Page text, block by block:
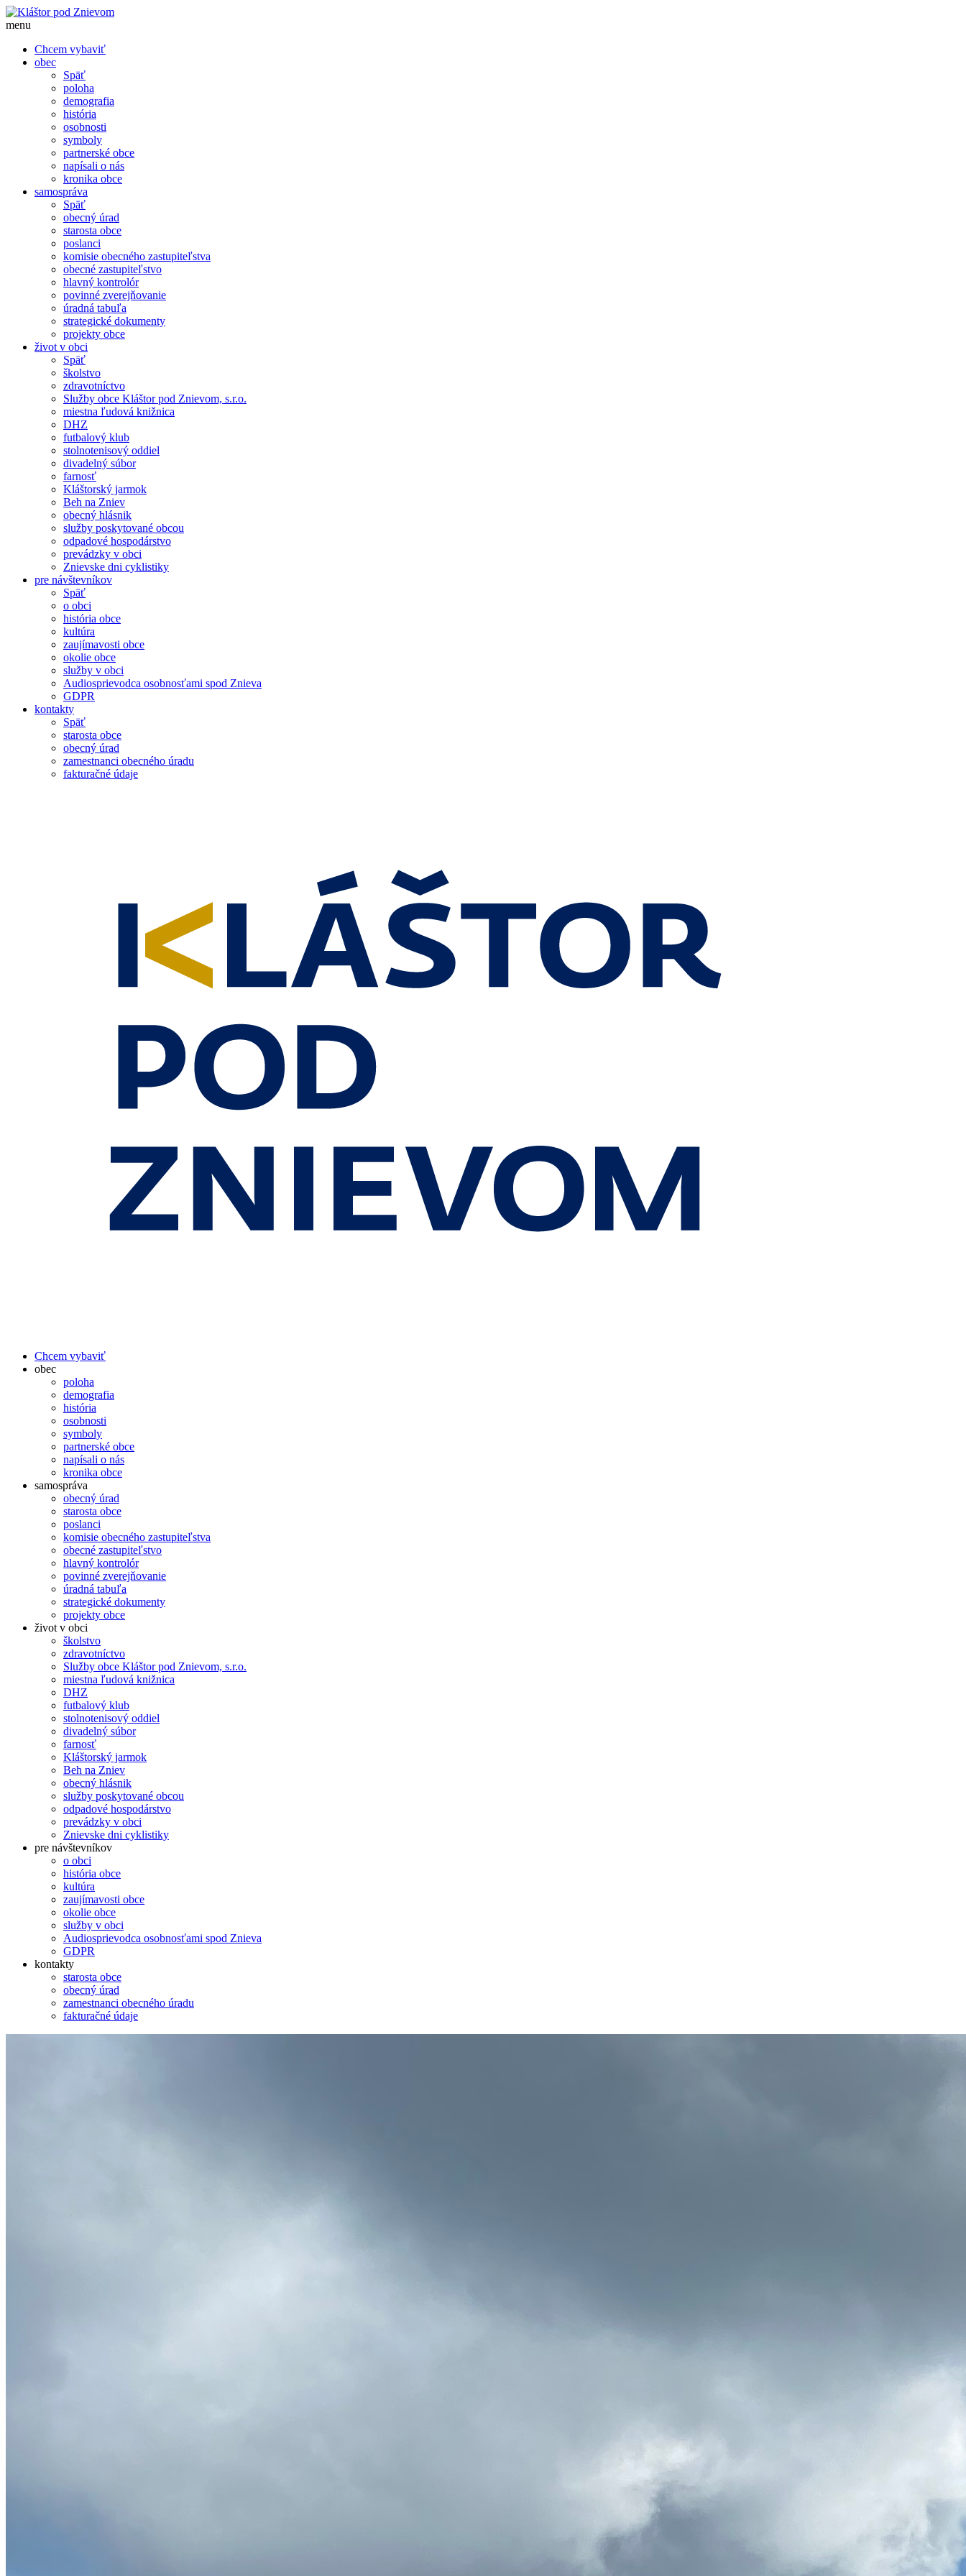
menu
Chcem vybaviť
obec
Späť
poloha
demografia
história
osobnosti
symboly
partnerské obce
napísali o nás
kronika obce
samospráva
Späť
obecný úrad
starosta obce
poslanci
komisie obecného zastupiteľstva
obecné zastupiteľstvo
hlavný kontrolór
povinné zverejňovanie
úradná tabuľa
strategické dokumenty
projekty obce
život v obci
Späť
školstvo
zdravotníctvo
Služby obce Kláštor pod Znievom, s.r.o.
miestna ľudová knižnica
DHZ
futbalový klub
stolnotenisový oddiel
divadelný súbor
farnosť
Kláštorský jarmok
Beh na Zniev
obecný hlásnik
služby poskytované obcou
odpadové hospodárstvo
prevádzky v obci
Znievske dni cyklistiky
pre návštevníkov
Späť
o obci
história obce
kultúra
zaujímavosti obce
okolie obce
služby v obci
Audiosprievodca osobnosťami spod Znieva
GDPR
kontakty
Späť
starosta obce
obecný úrad
zamestnanci obecného úradu
fakturačné údaje
Chcem vybaviť
obec
poloha
demografia
história
osobnosti
symboly
partnerské obce
napísali o nás
kronika obce
samospráva
obecný úrad
starosta obce
poslanci
komisie obecného zastupiteľstva
obecné zastupiteľstvo
hlavný kontrolór
povinné zverejňovanie
úradná tabuľa
strategické dokumenty
projekty obce
život v obci
školstvo
zdravotníctvo
Služby obce Kláštor pod Znievom, s.r.o.
miestna ľudová knižnica
DHZ
futbalový klub
stolnotenisový oddiel
divadelný súbor
farnosť
Kláštorský jarmok
Beh na Zniev
obecný hlásnik
služby poskytované obcou
odpadové hospodárstvo
prevádzky v obci
Znievske dni cyklistiky
pre návštevníkov
o obci
história obce
kultúra
zaujímavosti obce
okolie obce
služby v obci
Audiosprievodca osobnosťami spod Znieva
GDPR
kontakty
starosta obce
obecný úrad
zamestnanci obecného úradu
fakturačné údaje